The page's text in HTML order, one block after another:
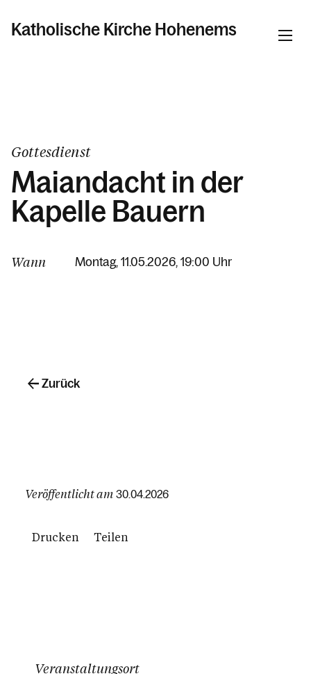
Katholische Kirche Hohenems
Pfarren
Kalender
Personen
Gottesdienst
Maiandacht in der
Kapelle Bauern
Wann Montag, 11.05.2026, 19:00 Uhr
Veröffentlicht am 30.04.2026
Drucken Teilen
Zurück
Veranstaltungsort